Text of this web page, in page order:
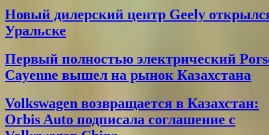
Новый дилерский центр Geely
Уральске
Первый полностью электрический
Cayenne вышел на рынок Казахстана
Volkswagen возвращается в Казахстан:
Orbis Auto подписала соглашение с